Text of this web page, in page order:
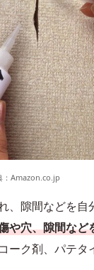
Amazon.co.jp
隙間などを自
や穴、隙間など
ーク剤、パテ